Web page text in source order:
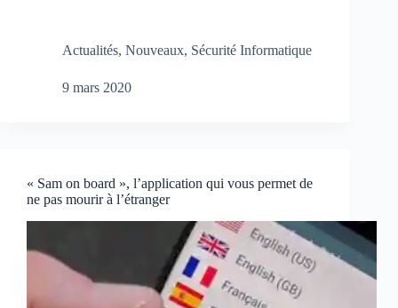
Actualités, Nouveaux, Sécurité Informatique
9 mars 2020
« Sam on board », l’application qui vous permet de
ne pas mourir à l’étranger